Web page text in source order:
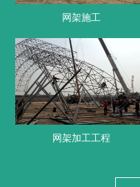
网架施工
网架加工工程